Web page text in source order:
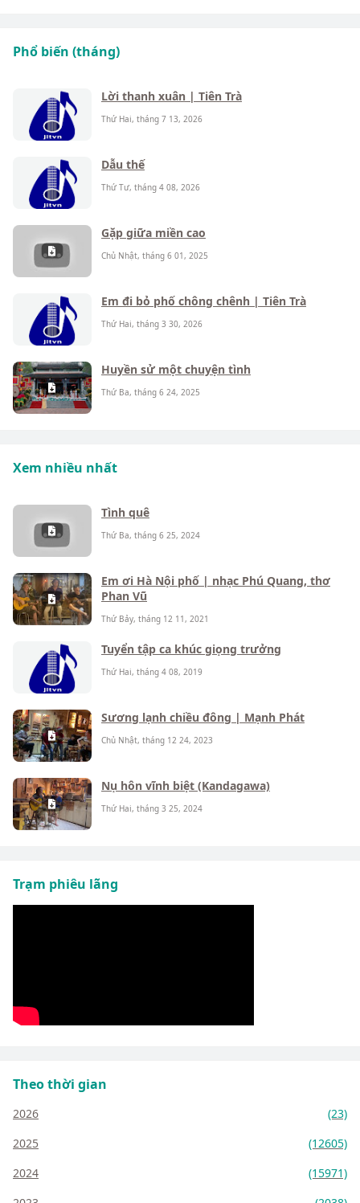
Phổ biến (tháng)
Lời thanh xuân | Tiên Trà
Thứ Hai, tháng 7 13, 2026
Dẫu thế
Thứ Tư, tháng 4 08, 2026
Gặp giữa miền cao
Chủ Nhật, tháng 6 01, 2025
Em đi bỏ phố chông chênh | Tiên Trà
Thứ Hai, tháng 3 30, 2026
Huyền sử một chuyện tình
Thứ Ba, tháng 6 24, 2025
Xem nhiều nhất
Tình quê
Thứ Ba, tháng 6 25, 2024
Em ơi Hà Nội phố | nhạc Phú Quang, thơ
Phan Vũ
Thứ Bảy, tháng 12 11, 2021
Tuyển tập ca khúc giọng trưởng
Thứ Hai, tháng 4 08, 2019
Sương lạnh chiều đông | Mạnh Phát
Chủ Nhật, tháng 12 24, 2023
Nụ hôn vĩnh biệt (Kandagawa)
Thứ Hai, tháng 3 25, 2024
Trạm phiêu lãng
Theo thời gian
2026
(23)
2025
(12605)
2024
(15971)